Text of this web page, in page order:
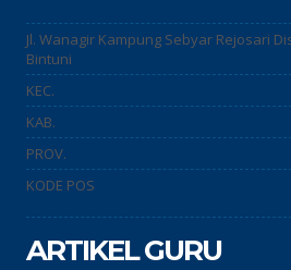
Jl. Wanagir Kampung Sebyar Rejosari
Bintuni
KEC.
KAB.
PROV.
KODE POS
ARTIKEL GURU